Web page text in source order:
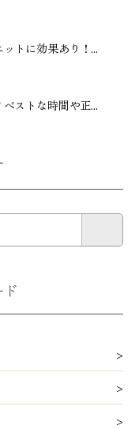
トに効果あり！...
ストな時間や正...